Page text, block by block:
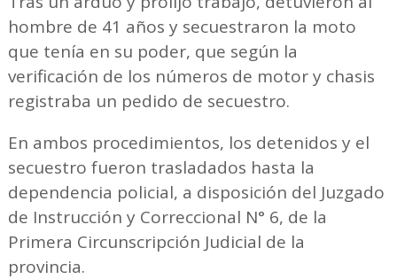
hombre de 41 años y secuestraron la moto
que tenía en su poder, que según la
verificación de los números de motor y chasis
registraba un pedido de secuestro.
En ambos procedimientos, los detenidos y el
secuestro fueron trasladados hasta la
dependencia policial, a disposición del Juzgado
de Instrucción y Correccional N° 6, de la
Primera Circunscripción Judicial de la
provincia.